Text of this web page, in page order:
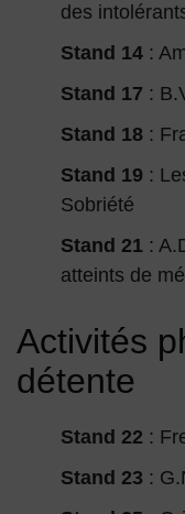
des
Stand 14 :
Stand 17 :
Stand 18 :
Stand 19 :
Sobriété
Stand 21 :
atteints de
Activités
détente
Stand 22 :
Stand 23 :